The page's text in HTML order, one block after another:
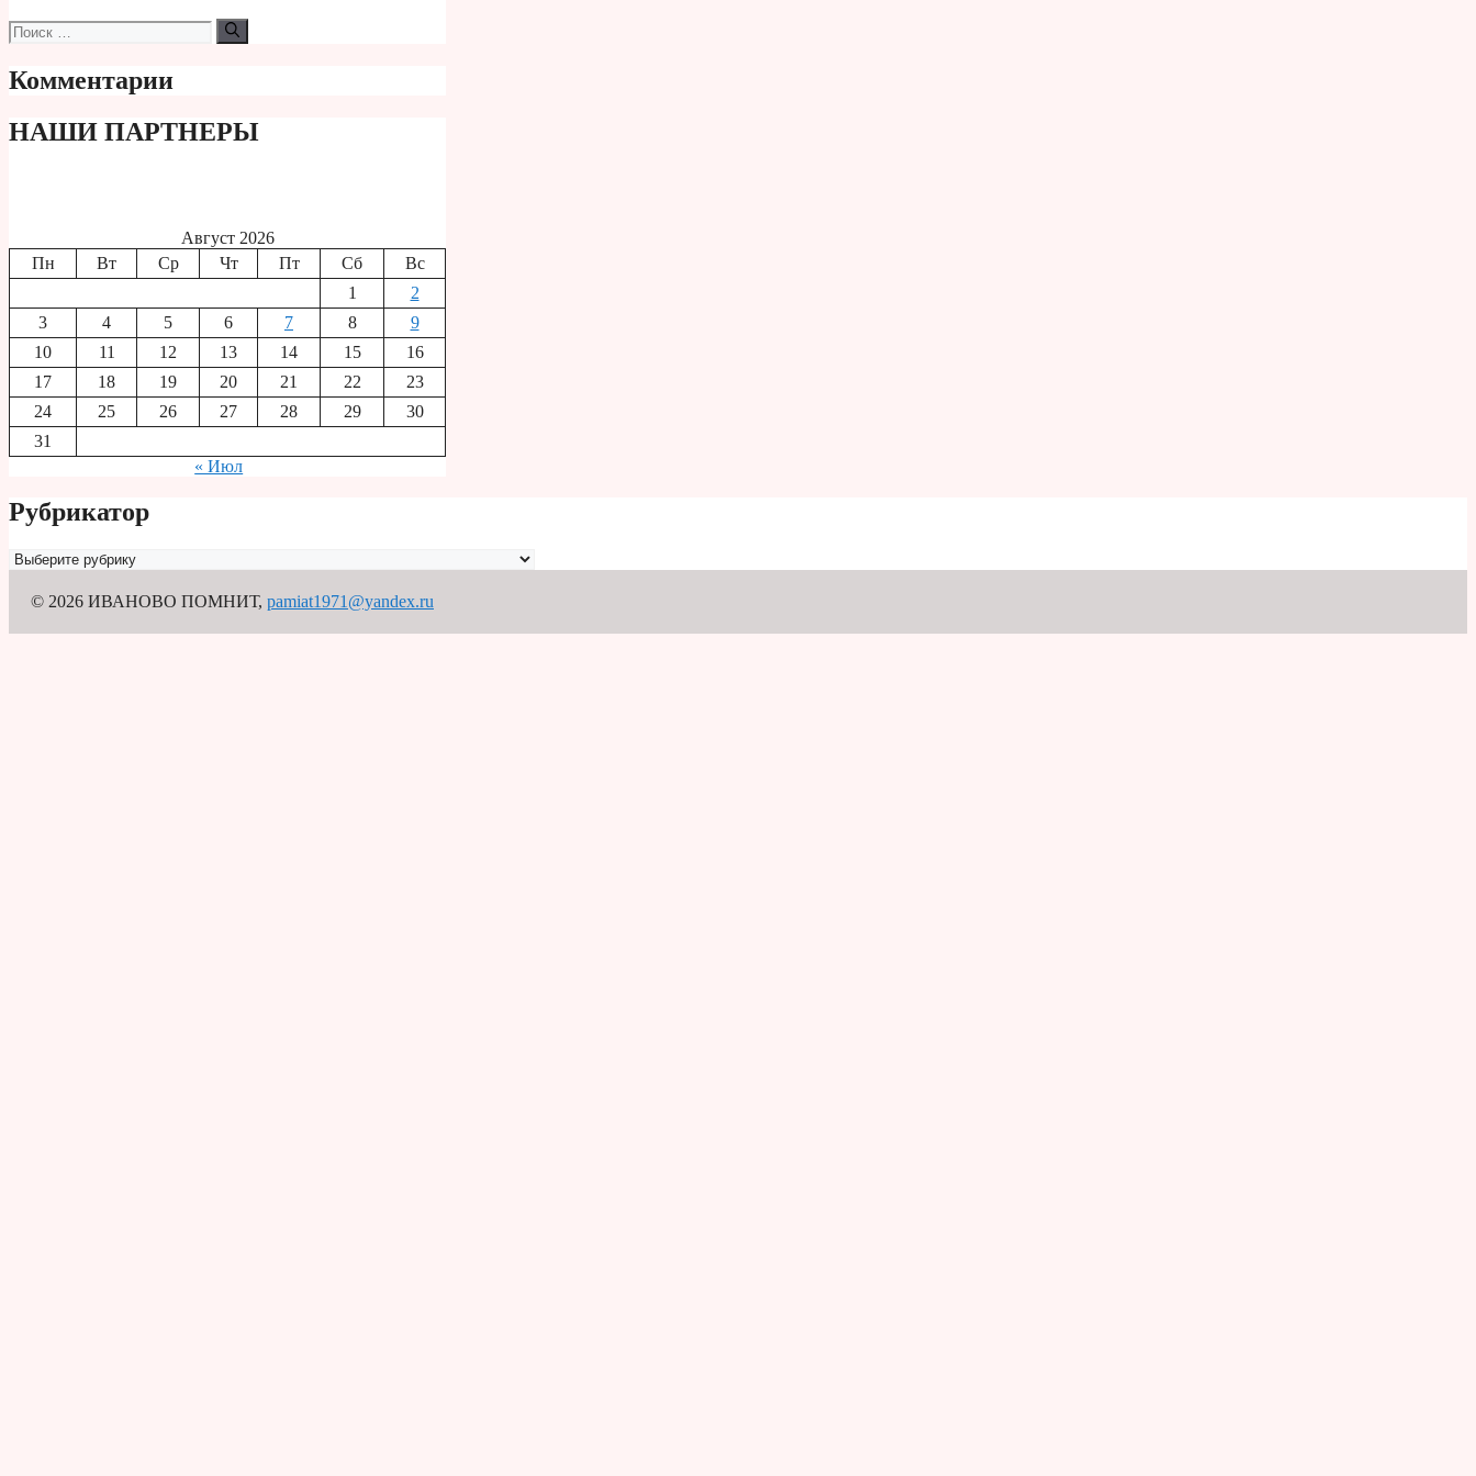
Поиск:
Комментарии
НАШИ ПАРТНЕРЫ
Август 2026
Пн
Вт Ср Чт Пт Сб
Вс
1
2
3
4 5 6 7 8
9
10
11 12 13 14 15
16
17
18 19 20 21 22
23
24
25 26 27 28 29
30
31
« Июл
Рубрикатор
Рубрикатор
© 2026 ИВАНОВО ПОМНИТ, pamiat1971@yandex.ru